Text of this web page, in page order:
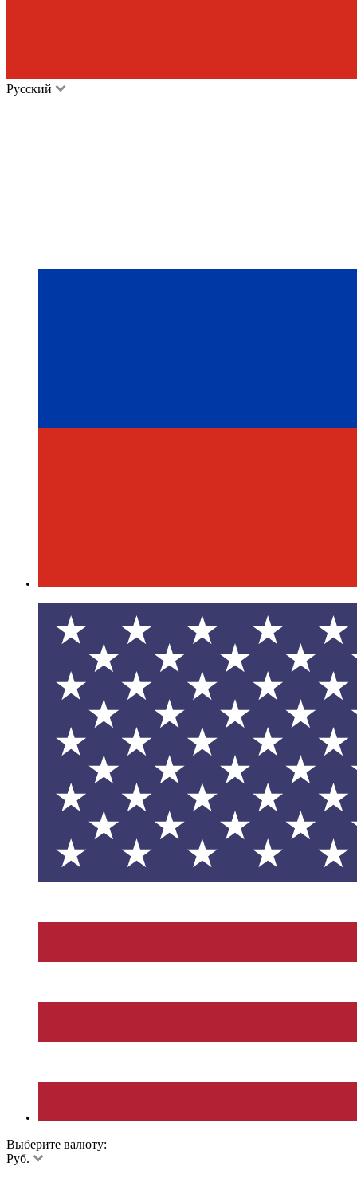
Русский
Выберите валюту:
Руб.